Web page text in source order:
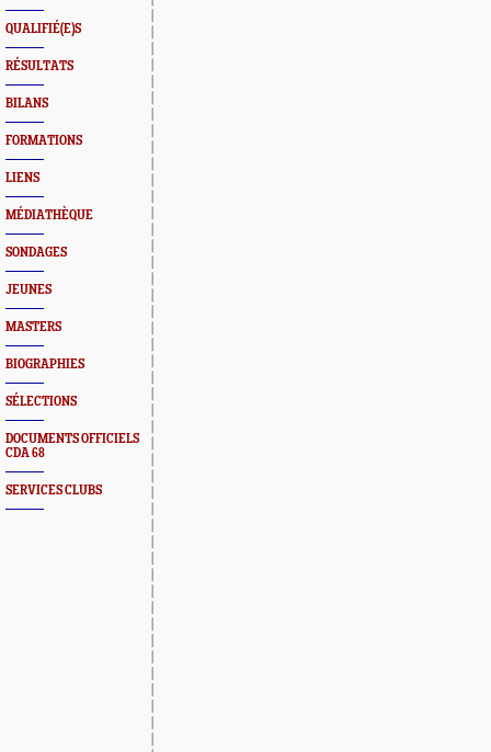
QUALIFIÉ(E)S
RÉSULTATS
BILANS
FORMATIONS
LIENS
MÉDIATHÈQUE
SONDAGES
JEUNES
MASTERS
BIOGRAPHIES
SÉLECTIONS
DOCUMENTS OFFICIELS
CDA 68
SERVICES CLUBS